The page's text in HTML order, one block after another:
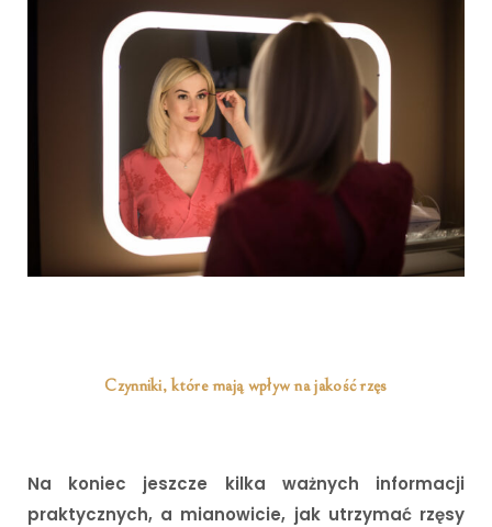
Czynniki, które mają wpływ na jakość rzęs
Na koniec jeszcze kilka ważnych informacji
praktycznych, a mianowicie, jak utrzymać rzęsy